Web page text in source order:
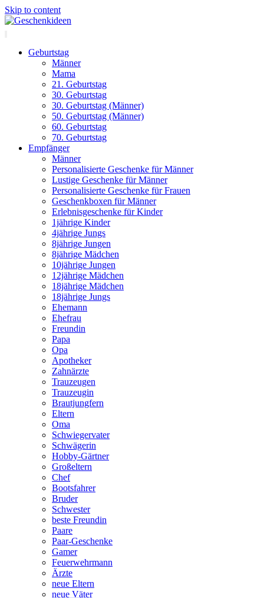
Skip to content
Geburtstag
Männer
Mama
21. Geburtstag
30. Geburtstag
30. Geburtstag (Männer)
50. Geburtstag (Männer)
60. Geburtstag
70. Geburtstag
Empfänger
Männer
Personalisierte Geschenke für Männer
Lustige Geschenke für Männer
Personalisierte Geschenke für Frauen
Geschenkboxen für Männer
Erlebnisgeschenke für Kinder
1jährige Kinder
4jährige Jungs
8jährige Jungen
8jährige Mädchen
10jährige Jungen
12jährige Mädchen
18jährige Mädchen
18jährige Jungs
Ehemann
Ehefrau
Freundin
Papa
Opa
Apotheker
Zahnärzte
Trauzeugen
Trauzeugin
Brautjungfern
Eltern
Oma
Schwiegervater
Schwägerin
Hobby-Gärtner
Großeltern
Chef
Bootsfahrer
Bruder
Schwester
beste Freundin
Paare
Paar-Geschenke
Gamer
Feuerwehrmann
Ärzte
neue Eltern
neue Väter